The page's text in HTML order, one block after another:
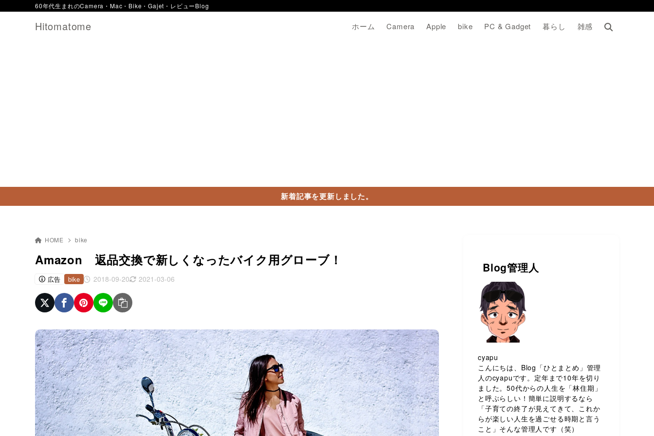
Hitomatome
60年代生まれのCamera・Mac・Bike・Gajet・レビューBlog
ホーム Camera Apple bike PC & Gadget 暮らし 雑感
新着記事を更新しました。
HOME bike
Amazon 返品交換で新しくなったバイク用グローブ！
広告 2018-09-20 2021-03-06
bike
Blog管理人
cyapu
こんにちは、Blog「ひとまとめ」管理
人のcyapuです。定年まで10年を切り
ました。50代からの人生を「林住期」
と呼ぶらしい！簡単に説明するなら
「子育ての終了が見えてきて、これか
らが楽しい人生を過ごせる時期と言う
こと」そんな管理人です（笑）